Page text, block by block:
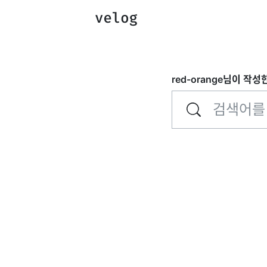
red-orange님이 작성